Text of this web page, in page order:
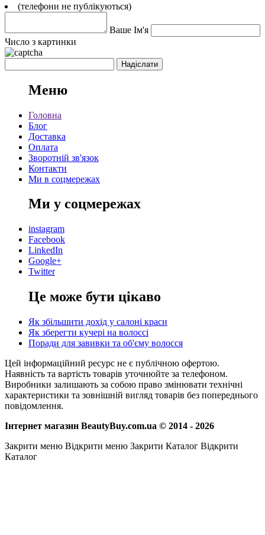
(телефони не публікуються)
Ваше Ім'я
Число з картинки
Меню
Головна
Блог
Доставка
Оплата
Зворотній зв'язок
Контакти
Ми в соцмережах
Ми у соцмережах
instagram
Facebook
LinkedIn
Google+
Twitter
Це може бути цікаво
Як збільшити дохід у салоні краси
Як зберегти кучері на волоссі
Поради для завивки та об'єму волосся
Цей інформаційний ресурс не є публічною офертою.
Наявність та вартість товарів уточнюйте за телефоном.
Виробники залишають за собою право змінювати технічні
характеристики та зовнішній вигляд товарів без попереднього
повідомлення.
Інтернет магазин BeautyBuy.com.ua © 2014 - 2026
Закрити меню Відкрити меню Закрити Каталог Відкрити
Каталог